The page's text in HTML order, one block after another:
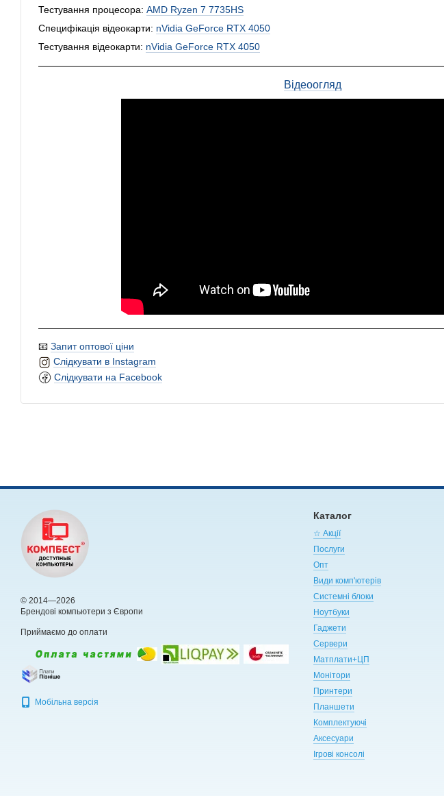
Тестування процесора: AMD Ryzen 7 7735HS
Специфікація відеокарти: nVidia GeForce RTX 4050
Тестування відеокарти: nVidia GeForce RTX 4050
Відеоогляд
📧 Запит оптової ціни
Слідкувати в Instagram
Слідкувати на Facebook
© 2014—2026
Брендові компьютери з Європи
Приймаємо до оплати
Мобільна версія
Каталог
☆ Акції
Послуги
Опт
Види комп'ютерів
Системні блоки
Ноутбуки
Гаджети
Сервери
Матплати+ЦП
Монітори
Принтери
Планшети
Комплектуючі
Аксесуари
Ігрові консолі